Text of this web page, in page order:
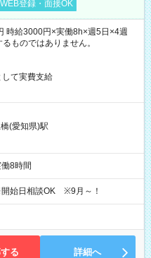
WEB登録・面接OK
給3000円×実働8h×週5日×4週
ものではありません。
て実費支給
(愛知県)駅
8時間
始日相談OK ※9月～！
る 詳細へ